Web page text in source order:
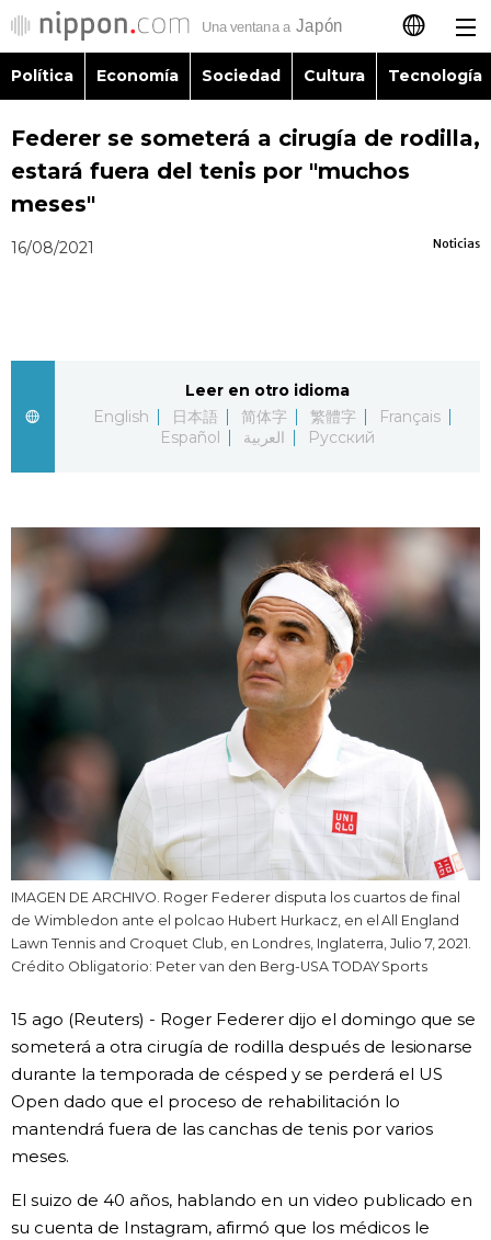
日本語
English
Русский
Política
Vida
Guía de Japón
Vídeos e imágenes
Noticias
Datos de Japón
Fragmentos de Japón
Gente
Blog
Avisos
Política Economía Sociedad Cultura Tecnología
Federer se someterá a cirugía de rodilla,
estará fuera del tenis por "muchos
meses"
Noticias
16/08/2021
Leer en otro idioma
English
日本語 简体字 繁體字
Français
Español
العربية Русский
IMAGEN DE ARCHIVO. Roger Federer disputa los cuartos de final
de Wimbledon ante el polcao Hubert Hurkacz, en el All England
Lawn Tennis and Croquet Club, en Londres, Inglaterra, Julio 7, 2021.
Crédito Obligatorio: Peter van den Berg-USA TODAY Sports
15 ago (Reuters) - Roger Federer dijo el domingo que se
someterá a otra cirugía de rodilla después de lesionarse
durante la temporada de césped y se perderá el US
Open dado que el proceso de rehabilitación lo
mantendrá fuera de las canchas de tenis por varios
meses.
El suizo de 40 años, hablando en un video publicado en
su cuenta de Instagram, afirmó que los médicos le